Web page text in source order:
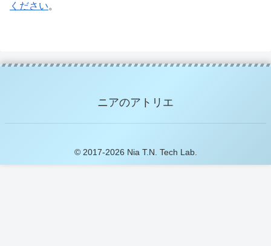
ください。
ニアのアトリエ
© 2017-2026 Nia T.N. Tech Lab.